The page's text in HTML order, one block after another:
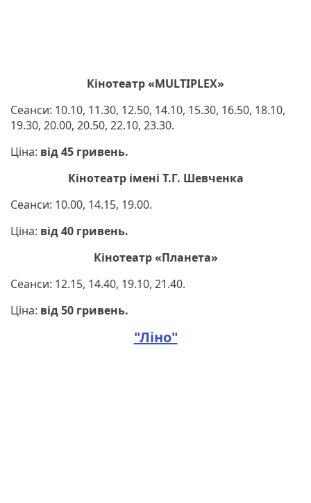
Кінотеатр «MULTIPLEX»
Сеанси: 10.10, 11.30, 12.50, 14.10, 15.30, 16.50, 18.10,
19.30, 20.00, 20.50, 22.10, 23.30.
Ціна: від 45 гривень.
Кінотеатр імені Т.Г. Шевченка
Сеанси: 10.00, 14.15, 19.00.
Ціна: від 40 гривень.
Кінотеатр «Планета»
Сеанси: 12.15, 14.40, 19.10, 21.40.
Ціна: від 50 гривень.
"Ліно"